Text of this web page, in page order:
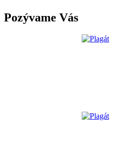
Pozývame Vás